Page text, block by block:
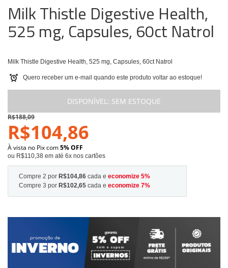
Milk Thistle Digestive Health,
525 mg, Capsules, 60ct Natrol
Milk Thistle Digestive Health, 525 mg, Capsules, 60ct Natrol
Quero receber um e-mail quando este produto voltar ao estoque!
DISPONÍVEL: SEM ESTOQUE
R$188,09
R$104,86
À vista no Pix com5% OFF
ou R$110,38 em até 6x nos cartões
Compre 2 por R$104,86 cada e economize 5%
Compre 3 por R$102,65 cada e economize 7%